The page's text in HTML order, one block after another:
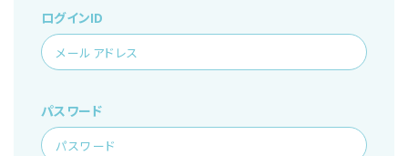
ログインID
パスワード